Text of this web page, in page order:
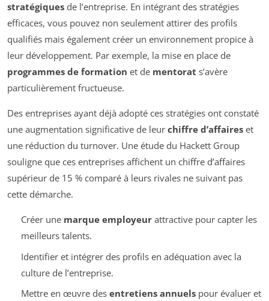
stratégiques de l’entreprise. En intégrant des stratégies
efficaces, vous pouvez non seulement attirer des profils
qualifiés mais également créer un environnement propice à
leur développement. Par exemple, la mise en place de
programmes de formation et de mentorat s’avère
particulièrement fructueuse.
Des entreprises ayant déjà adopté ces stratégies ont constaté
une augmentation significative de leur chiffre d’affaires et
une réduction du turnover. Une étude du Hackett Group
souligne que ces entreprises affichent un chiffre d’affaires
supérieur de 15 % comparé à leurs rivales ne suivant pas
cette démarche.
Créer une marque employeurattractive pour capter les
meilleurs talents.
Identifier et intégrer des profils en adéquation avec la
culture de l’entreprise.
Mettre en œuvre des entretiens annuelspour évaluer et